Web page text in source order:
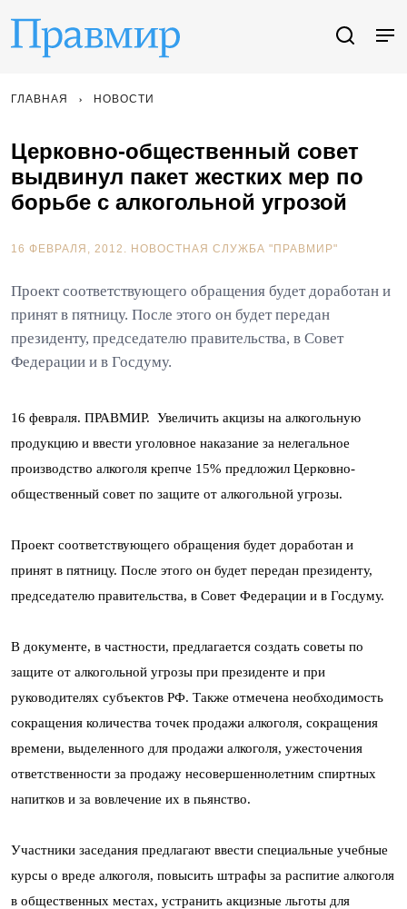
ГЛАВНАЯ НОВОСТИ
Церковно-общественный совет
выдвинул пакет жестких мер по
борьбе с алкогольной угрозой
16 ФЕВРАЛЯ, 2012. НОВОСТНАЯ СЛУЖБА "ПРАВМИР"
Проект соответствующего обращения будет доработан и
принят в пятницу. После этого он будет передан
президенту, председателю правительства, в Совет
Федерации и в Госдуму.
16 февраля. ПРАВМИР. Увеличить акцизы на алкогольную
продукцию и ввести уголовное наказание за нелегальное
производство алкоголя крепче 15% предложил Церковно-
общественный совет по защите от алкогольной угрозы.
Проект соответствующего обращения будет доработан и
принят в пятницу. После этого он будет передан президенту,
председателю правительства, в Совет Федерации и в Госдуму.
В документе, в частности, предлагается создать советы по
защите от алкогольной угрозы при президенте и при
руководителях субъектов РФ. Также отмечена необходимость
сокращения количества точек продажи алкоголя, сокращения
времени, выделенного для продажи алкоголя, ужесточения
ответственности за продажу несовершеннолетним спиртных
напитков и за вовлечение их в пьянство.
Участники заседания предлагают ввести специальные учебные
курсы о вреде алкоголя, повысить штрафы за распитие алкоголя
в общественных местах, устранить акцизные льготы для